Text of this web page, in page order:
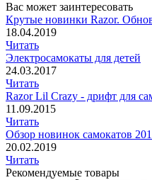
Вас может заинтересовать
Крутые новинки Razor.
18.04.2019
Читать
Электросамокаты для детей
24.03.2017
Читать
Razor Lil Crazy - дрифт для
11.09.2015
Читать
Обзор новинок самокатов
20.02.2019
Читать
Рекомендуемые товары